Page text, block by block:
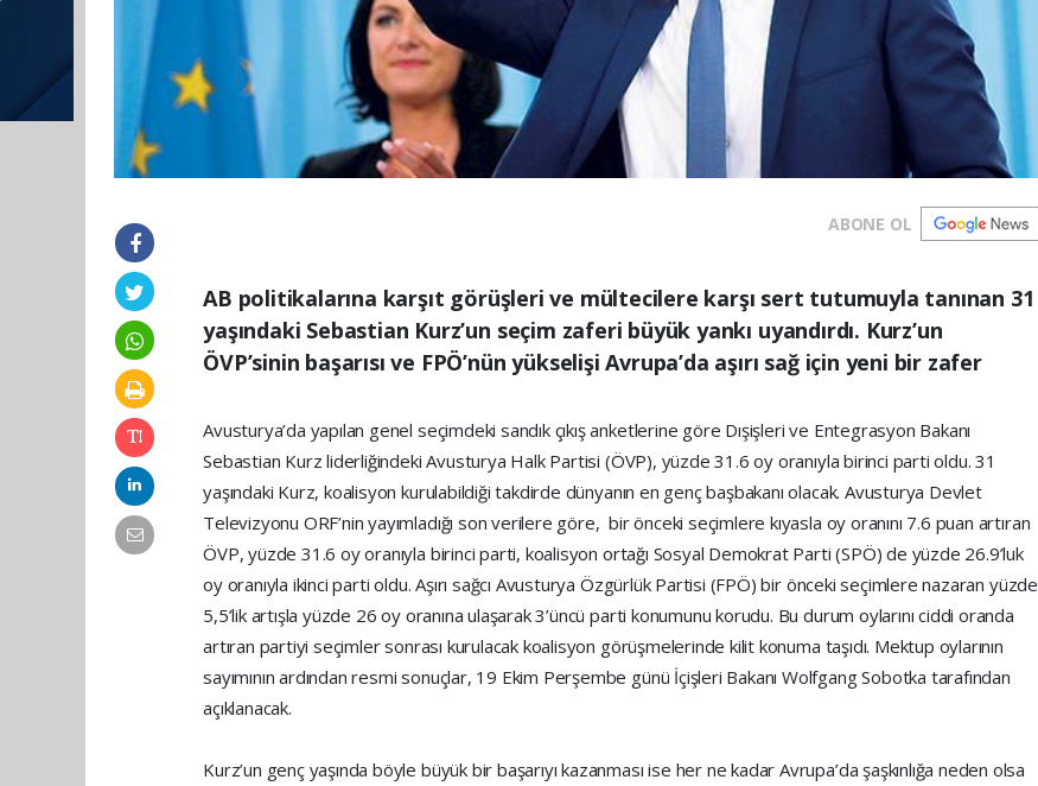
ABONE OL
AB politikalarına karşıt görüşleri ve mültecilere karşı sert tutumuyla tanınan 31
yaşındaki Sebastian Kurz’un seçim zaferi büyük yankı uyandırdı. Kurz’un
ÖVP’sinin başarısı ve FPÖ’nün yükselişi Avrupa’da aşırı sağ için yeni bir zafer
Avusturya’da yapılan genel seçimdeki sandık çıkış anketlerine göre Dışişleri ve Entegrasyon Bakanı
Sebastian Kurz liderliğindeki Avusturya Halk Partisi (ÖVP), yüzde 31.6 oy oranıyla birinci parti oldu. 31
yaşındaki Kurz, koalisyon kurulabildiği takdirde dünyanın en genç başbakanı olacak. Avusturya Devlet
Televizyonu ORF’nin yayımladığı son verilere göre, bir önceki seçimlere kıyasla oy oranını 7.6 puan artıran
ÖVP, yüzde 31.6 oy oranıyla birinci parti, koalisyon ortağı Sosyal Demokrat Parti (SPÖ) de yüzde 26.9’luk
oy oranıyla ikinci parti oldu. Aşırı sağcı Avusturya Özgürlük Partisi (FPÖ) bir önceki seçimlere nazaran yüzde
5,5’lik artışla yüzde 26 oy oranına ulaşarak 3’üncü parti konumunu korudu. Bu durum oylarını ciddi oranda
artıran partiyi seçimler sonrası kurulacak koalisyon görüşmelerinde kilit konuma taşıdı. Mektup oylarının
sayımının ardından resmi sonuçlar, 19 Ekim Perşembe günü İçişleri Bakanı Wolfgang Sobotka tarafından
açıklanacak.
Kurz’un genç yaşında böyle büyük bir başarıyı kazanması ise her ne kadar Avrupa’da şaşkınlığa neden olsa